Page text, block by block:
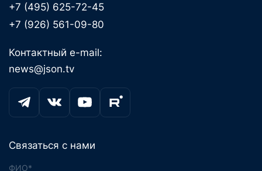
+7 (495) 625-72-45
+7 (926) 561-09-80
Контактный e-mail:
news@json.tv
Связаться с нами